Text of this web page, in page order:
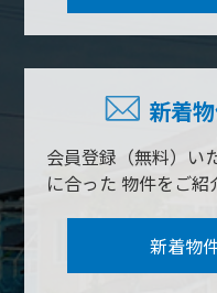
新着
会員登録（無料）い
に合った 物件をご紹
新着物